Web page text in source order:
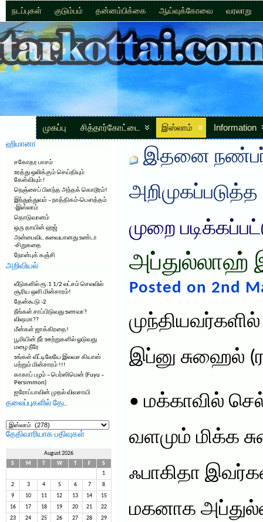
நடப்புகள் குடும்பம் தன்னம்பிக்கை ஆய்வுக்கோவை வரலாறு
முகப்பு சித்தார்கோட்டை இஸ்லாம் Information
ஹிமானா
சகோதர பாசம்
உரத்து ஒலிக்கும் செய்தியும்
கேள்வியும் !
நெஞ்சைப் பிளந்த அந்தக் கொடூரம்!
இந்துத்துவம் – நாத்திகம்-பௌத்தம்
-இஸ்லாம்
தொடுவானம்
ஒரு தாயின் ஹஜ்
அன்பைவிட சுவையானது உண்டா
-சிறுகதை
நோன்புக் கஞ்சி
அறிவியல்
வீடுகளில் ரூ.1 1/2 லட்சம் செலவில்
சூரிய ஒளி மின்சாரம்!
தேன்கூடு -2
நீங்கள் சாப்பிடுவது உணவா?
விஷமா??
மீன்கள் ஜாக்கிரதை!
பூமியின் நீர் ஊற்றுகளில் ஓடுவது
மழை நீரே
உங்கள் வீட்டிலேயே இலவச கியாஸ்
மற்றும் மின்சாரம் !!!
காகாப் பழம் – பெர்ஸிமென் (Fuyu –
Persimmon)
ஐரோப்பாவின் முதல் விவசாயி
தலைப்புகளில் தேட
தலைப்புகளில்
தேட
தேதிவாரியாக பதிவுகள்
August 2026
S
M W F
S
1
2 3 4 5 6 7 8
9 10 11 12 13 14 15
16 17 18 19 20 21 22
23 24 25 26 27 28 29
இதனை
அறிமுகப்படுத்த
முறை
அப்துல்லாஹ்
Posted on 2nd
இப்னு சுஹைல்
• மக்காவில்
வளமும் மிக்க
ஃபாகிதா
மகனாக